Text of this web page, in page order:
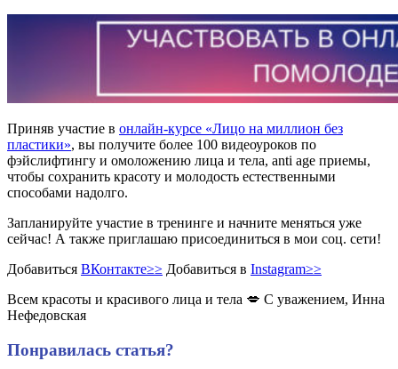
Приняв участие в онлайн-курсе «Лицо на миллион без
пластики», вы получите более 100 видеоуроков по
фэйслифтингу и омоложению лица и тела, anti age приемы,
чтобы сохранить красоту и молодость естественными
способами надолго.
Запланируйте участие в тренинге и начните меняться уже
сейчас! А также приглашаю присоединиться в мои соц. сети!
Добавиться ВКонтакте≥≥ Добавиться в Instagram≥≥
Всем красоты и красивого лица и тела 💋 С уважением, Инна
Нефедовская
Понравилась статья?